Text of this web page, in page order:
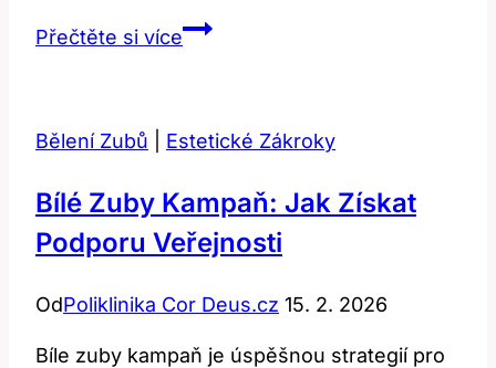
Přečtěte si víceBotox:
a
to
znamená?
Bělení Zubů Estetické Zákroky
Bílé Zuby Kampaň: Jak Získat
Podporu Veřejnosti
OdPoliklinika Cor Deus.cz 15. 2. 2026
Bíle zuby kampaň je úspěšnou strategií pro